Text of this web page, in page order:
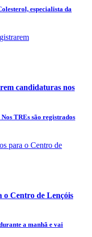
especialista da
candidaturas nos
TREs são registrados
o Centro de Lençóis
a manhã e vai